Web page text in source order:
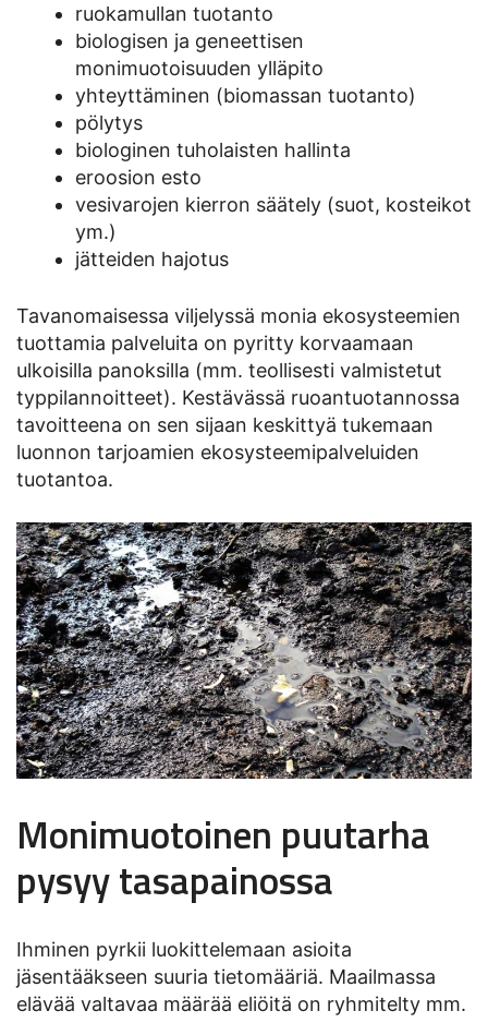
ruokamullan tuotanto
biologisen ja geneettisen
monimuotoisuuden ylläpito
yhteyttäminen (biomassan tuotanto)
pölytys
biologinen tuholaisten hallinta
eroosion esto
vesivarojen kierron säätely (suot, kosteikot
ym.)
jätteiden hajotus
Tavanomaisessa viljelyssä monia ekosysteemien
tuottamia palveluita on pyritty korvaamaan
ulkoisilla panoksilla (mm. teollisesti valmistetut
typpilannoitteet). Kestävässä ruoantuotannossa
tavoitteena on sen sijaan keskittyä tukemaan
luonnon tarjoamien ekosysteemipalveluiden
tuotantoa.
Monimuotoinen puutarha
pysyy tasapainossa
Ihminen pyrkii luokittelemaan asioita
jäsentääkseen suuria tietomääriä. Maailmassa
elävää valtavaa määrää eliöitä on ryhmitelty mm.